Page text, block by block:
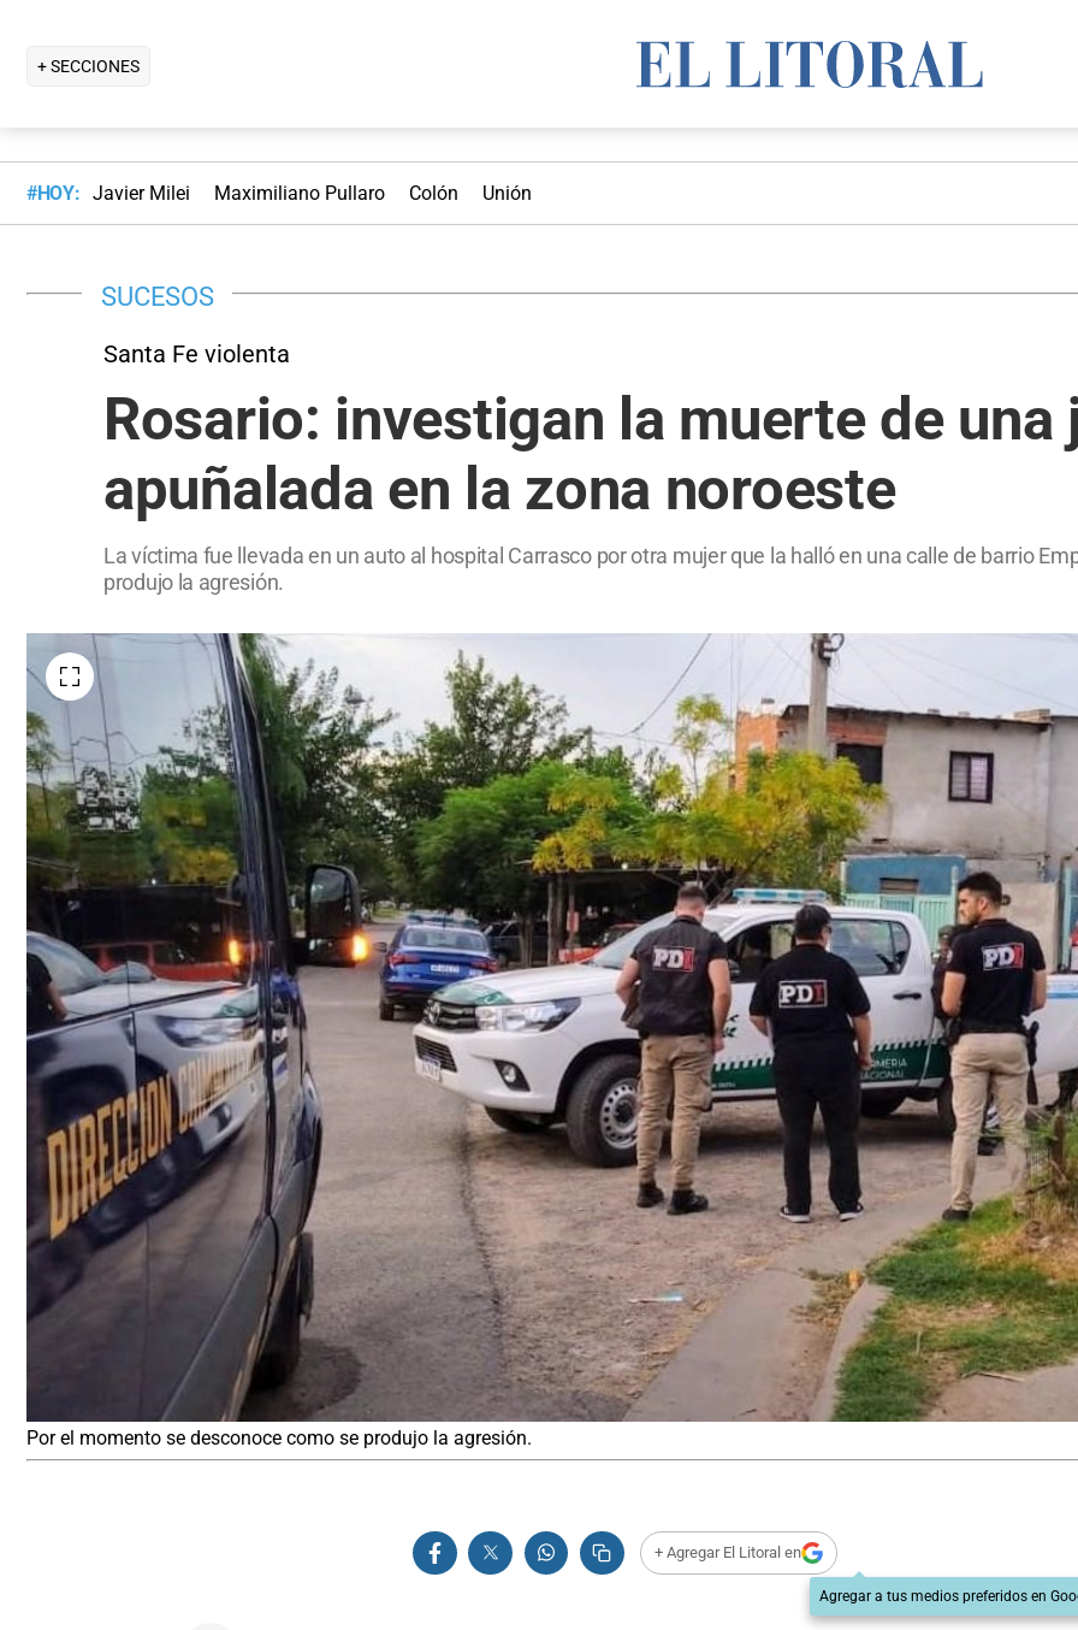
+ SECCIONES
#HOY: Javier Milei Maximiliano Pullaro Colón Unión
SUCESOS
Santa Fe violenta
Rosario: investigan la muerte de una
apuñalada en la zona noroeste
La víctima fue llevada en un auto al hospital Carrasco por otra mujer que la halló en una calle de barrio
produjo la agresión.
Por el momento se desconoce como se produjo la agresión.
+ Agregar El Litoral en
Agregar a tus medios preferidos en